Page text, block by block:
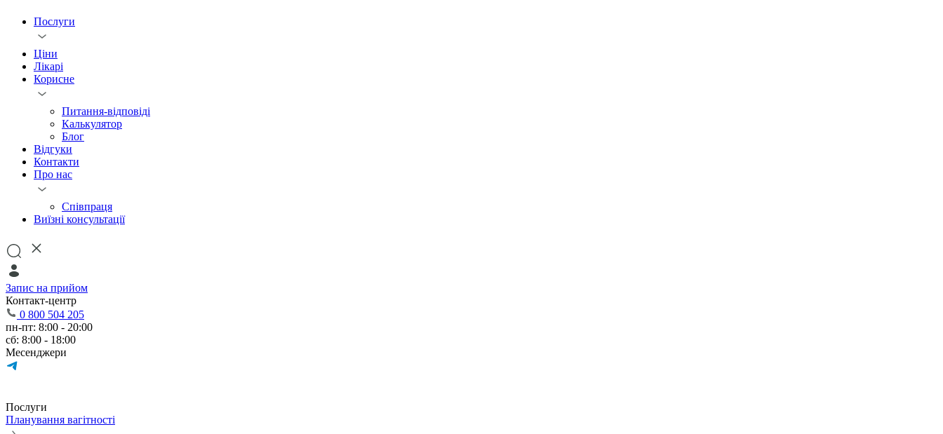
Послуги
Ціни
Лікарі
Корисне
Питання-відповіді
Калькулятор
Блог
Відгуки
Контакти
Про нас
Співпраця
Виїзні консультації
Запис на прийом
Контакт-центр
0 800 504 205
пн-пт: 8:00 - 20:00
сб: 8:00 - 18:00
Месенджери
Послуги
Планування вагітності